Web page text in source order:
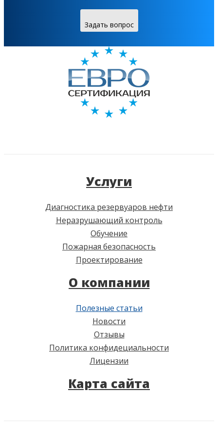
Задать вопрос
Услуги
Диагностика резервуаров нефти
Неразрушающий контроль
Обучение
Пожарная безопасность
Проектирование
О компании
Полезные статьи
Новости
Отзывы
Политика конфидециальности
Лицензии
Карта сайта